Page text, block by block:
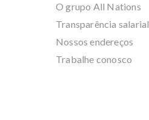
O grupo All Nations
Transparência salarial
Nossos endereços
Trabalhe conosco